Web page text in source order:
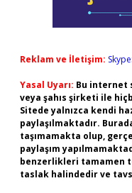
Reklam ve İletişim:
Yasal Uyarı: Bu internet
veya şahıs şirketi ile
Sitede yalnızca kendi
paylaşılmaktadır.
taşımamakta olup,
paylaşım
benzerlikleri tamamen
taslak halindedir ve